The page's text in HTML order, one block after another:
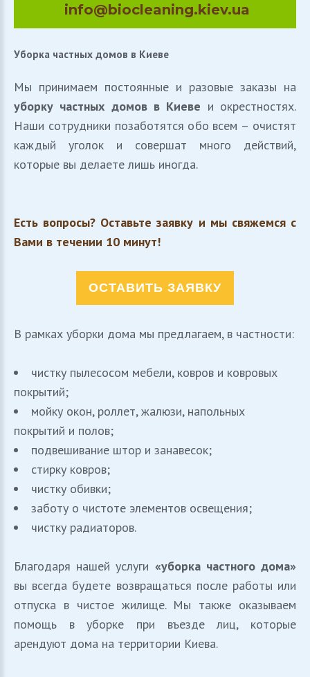
info@biocleaning.kiev.ua
Уборка частных домов в Киеве
Мы принимаем постоянные и разовые заказы на
уборку частных домов в Киеве и окрестностях.
Наши сотрудники позаботятся обо всем – очистят
каждый уголок и совершат много действий,
которые вы делаете лишь иногда.
Есть вопросы? Оставьте заявку и мы свяжемся с
Вами в течении 10 минут!
ОСТАВИТЬ ЗАЯВКУ
В рамках уборки дома мы предлагаем, в частности:
чистку пылесосом мебели, ковров и ковровых
покрытий;
мойку окон, роллет, жалюзи, напольных
покрытий и полов;
подвешивание штор и занавесок;
стирку ковров;
чистку обивки;
заботу о чистоте элементов освещения;
чистку радиаторов.
Благодаря нашей услуги «уборка частного дома»
вы всегда будете возвращаться после работы или
отпуска в чистое жилище. Мы также оказываем
помощь в уборке при въезде лиц, которые
арендуют дома на территории Киева.